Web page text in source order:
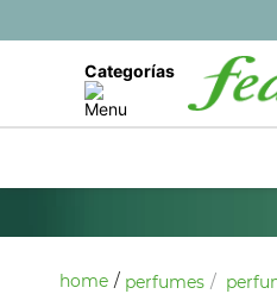
Categorías
perfumes